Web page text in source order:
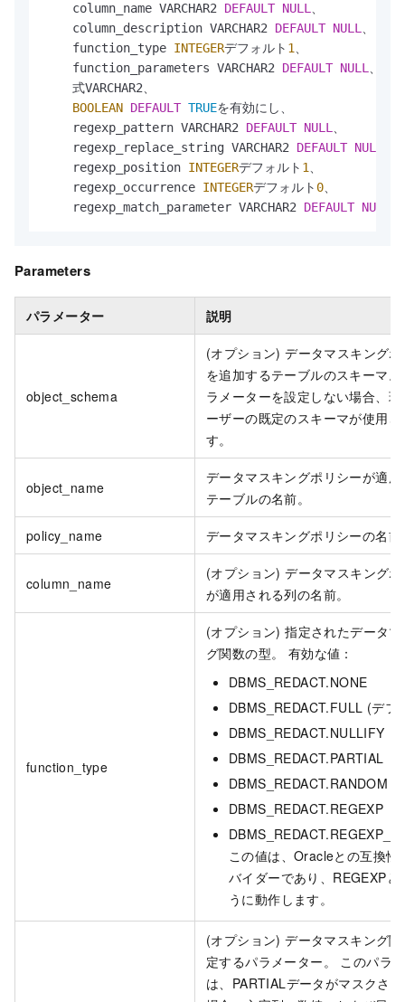
    column_name VARCHAR2
DEFAULT NULL、
    column_description VARCHAR2
DEFAULT NULL、
    function_type
INTEGERデフォルト 1、
    function_parameters VARCHAR2
DEFAULT NULL、
    式VARCHAR2、
BOOLEAN DEFAULT TRUEを有効にし、
    regexp_pattern VARCHAR2
DEFAULT NULL、
    regexp_replace_string VARCHAR2
DEFAULT NULL
    regexp_position
INTEGERデフォルト 1、
    regexp_occurrence
INTEGERデフォルト 0、
    regexp_match_parameter VARCHAR2
DEFAULT NULL
Parameters
パラメーター 説明
object_schema
(オプション) データマスキング
を追加するテーブルのスキーマ
ラメーターを設定しない場合、
ーザーの既定のスキーマが使用さ
す。
object_name
データマスキングポリシーが適
テーブルの名前。
policy_name データマスキングポリシーの名前
column_name
(オプション) データマスキング
が適用される列の名前。
function_type
(オプション) 指定されたデータ
グ関数の型。 有効な値：
DBMS_REDACT.NONE
DBMS_REDACT.FULL (デフ
DBMS_REDACT.NULLIFY
DBMS_REDACT.PARTIAL
DBMS_REDACT.RANDOM
DBMS_REDACT.REGEXP
この値は、Oracleとの互換性
バイダーであり、REGEXPと
うに動作します。
(オプション) データマスキング
定するパラメーター。 このパラ
は、PARTIALデータがマスクさ